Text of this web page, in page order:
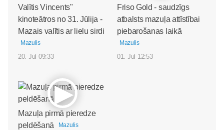
Valītis Vincents"
kinoteātros no 31. Jūlija -
Mazais valītis ar lielu sirdi
Mazulis
20. Jul 09:33
Friso Gold - saudzīgs
atbalsts mazuļa attīstībai
piebarošanas laikā
Mazulis
01. Jul 12:53
Mazuļa pirmā pieredze
peldēšanā
Mazulis